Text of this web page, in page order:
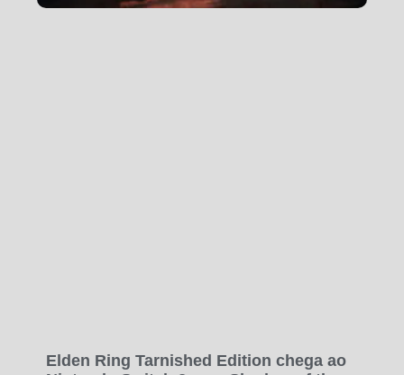
Elden Ring Tarnished Edition chega ao